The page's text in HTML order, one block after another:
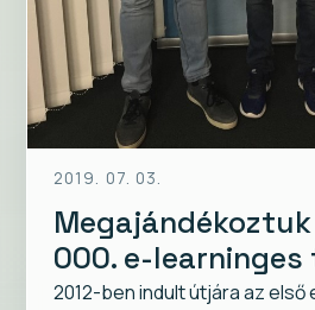
2019. 07. 03.
000. e-
2012-ben indult útjára az első